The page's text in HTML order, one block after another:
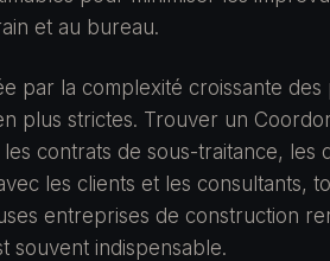
et au bureau.
par la complexité croissante
plus strictes. Trouver un
contrats de sous-traitance, les
les clients et les consultants,
entreprises de construction
souvent indispensable.